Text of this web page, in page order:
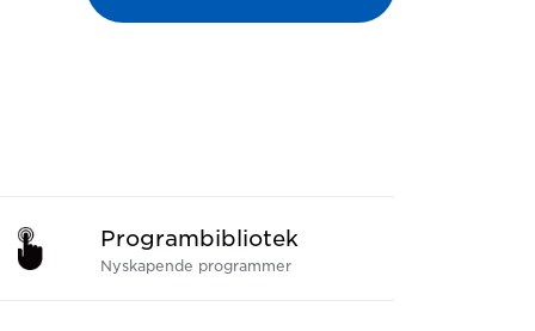
Programbibliotek
Nyskapende programmer